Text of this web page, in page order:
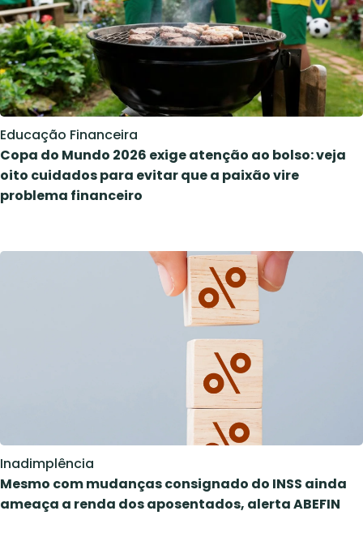
Educação Financeira
Copa do Mundo 2026 exige atenção ao bolso: veja
oito cuidados para evitar que a paixão vire
problema financeiro
Inadimplência
Mesmo com mudanças consignado do INSS ainda
ameaça a renda dos aposentados, alerta ABEFIN